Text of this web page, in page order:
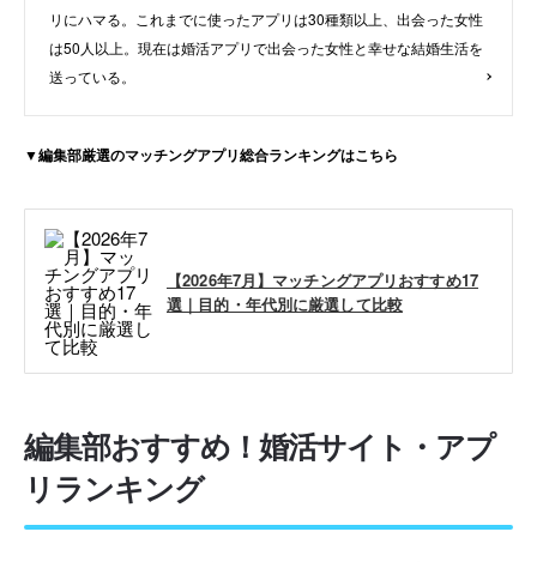
リにハマる。これまでに使ったアプリは30種類以上、出会った女性
は50人以上。現在は婚活アプリで出会った女性と幸せな結婚生活を
送っている。
▼編集部厳選のマッチングアプリ総合ランキングはこちら
【2026年7月】マッチングアプリおすすめ17
選｜目的・年代別に厳選して比較
編集部おすすめ！婚活サイト・アプ
リランキング